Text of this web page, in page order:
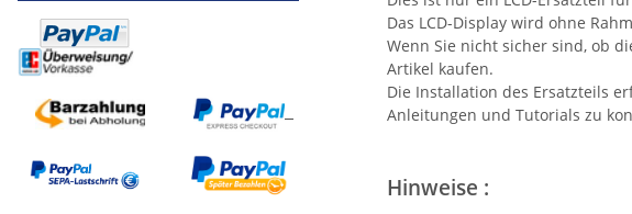
Das LCD-Display wird ohne
Wenn Sie nicht sicher sind, ob
Artikel kaufen.
Die Installation des Ersatzteils
Anleitungen und Tutorials zu
Hinweise :